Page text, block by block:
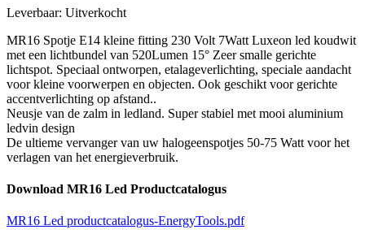
Leverbaar: Uitverkocht
MR16 Spotje E14 kleine fitting 230 Volt 7Watt Luxeon led koudwit
met een lichtbundel van 520Lumen 15° Zeer smalle gerichte
lichtspot. Speciaal ontworpen, etalageverlichting, speciale aandacht
voor kleine voorwerpen en objecten. Ook geschikt voor gerichte
accentverlichting op afstand..
Neusje van de zalm in ledland. Super stabiel met mooi aluminium
ledvin design
De ultieme vervanger van uw halogeenspotjes 50-75 Watt voor het
verlagen van het energieverbruik.
Download MR16 Led Productcatalogus
MR16 Led productcatalogus-EnergyTools.pdf